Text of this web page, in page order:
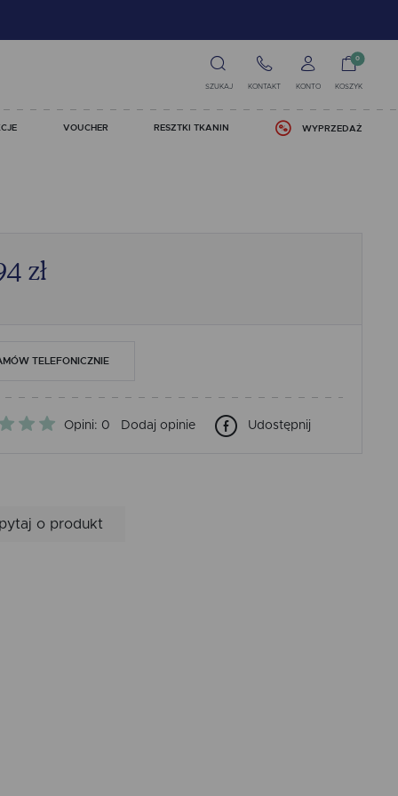
SZUKAJ KONTAKT KONTO
0
KOSZYK
VOUCHER RESZTKI TKANIN WYPRZEDAŻ
zł
TELEFONICZNIE
Opini: 0 Dodaj opinie Udostępnij
o produkt